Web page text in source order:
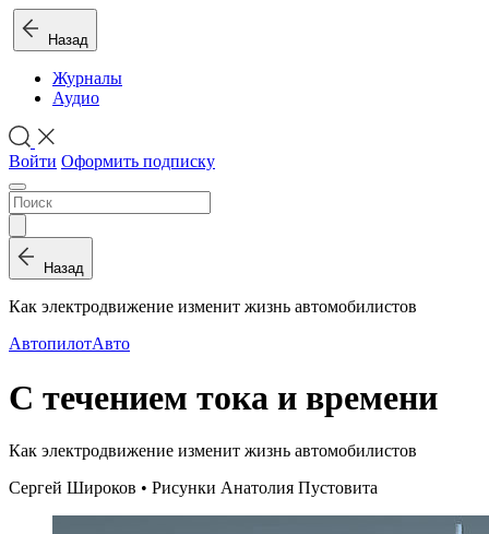
Назад
Журналы
Аудио
Войти Оформить подписку
Назад
Как электродвижение изменит жизнь автомобилистов
АвтопилотАвто
С течением тока и времени
Как электродвижение изменит жизнь автомобилистов
Сергей Широков • Рисунки Анатолия Пустовита